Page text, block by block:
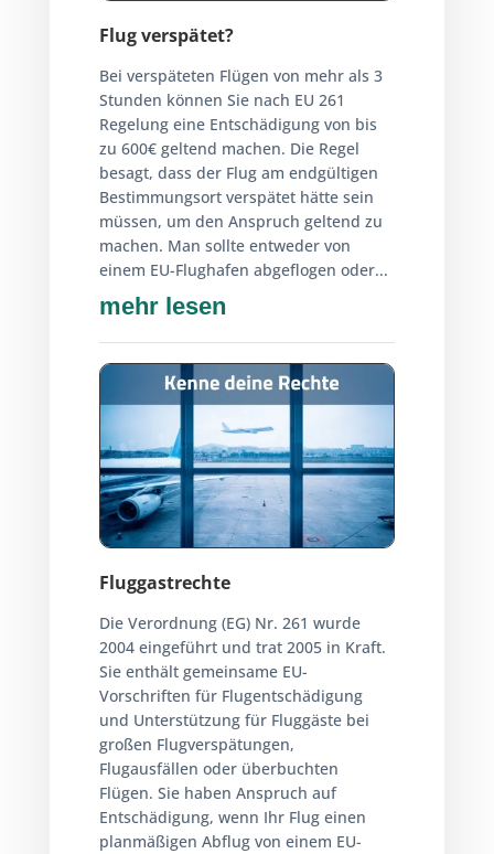
Flug verspätet?
Bei verspäteten Flügen von mehr als 3
Stunden können Sie nach EU 261
Regelung eine Entschädigung von bis
zu 600€ geltend machen. Die Regel
besagt, dass der Flug am endgültigen
Bestimmungsort verspätet hätte sein
müssen, um den Anspruch geltend zu
machen. Man sollte entweder von
einem EU-Flughafen abgeflogen oder...
mehr lesen
Fluggastrechte
Die Verordnung (EG) Nr. 261 wurde
2004 eingeführt und trat 2005 in Kraft.
Sie enthält gemeinsame EU-
Vorschriften für Flugentschädigung
und Unterstützung für Fluggäste bei
großen Flugverspätungen,
Flugausfällen oder überbuchten
Flügen. Sie haben Anspruch auf
Entschädigung, wenn Ihr Flug einen
planmäßigen Abflug von einem EU-